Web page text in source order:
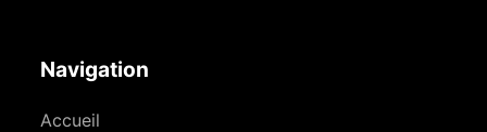
Navigation
Accueil